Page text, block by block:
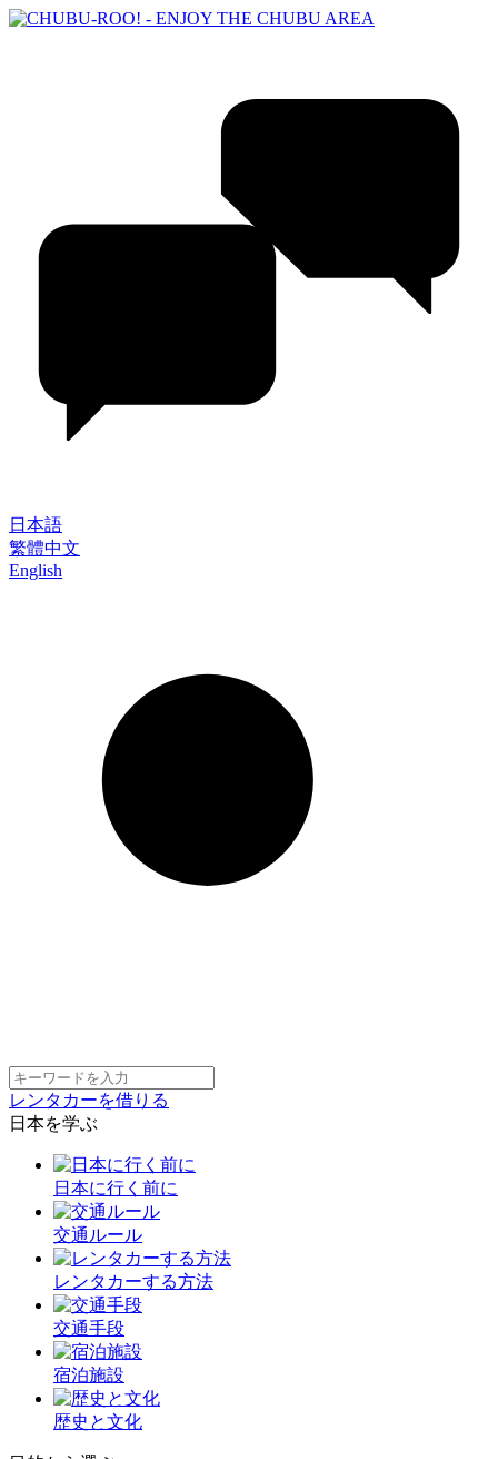
日本語
繁體中文
English
レンタカーを借りる
日本を学ぶ
日本に行く前に
交通ルール
レンタカーする方法
交通手段
宿泊施設
歴史と文化